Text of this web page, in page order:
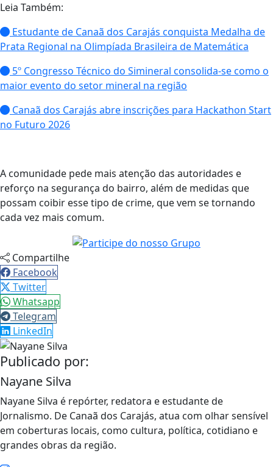
Leia Também:
Estudante de Canaã dos Carajás conquista Medalha de
Prata Regional na Olimpíada Brasileira de Matemática
5º Congresso Técnico do Simineral consolida-se como o
maior evento do setor mineral na região
Canaã dos Carajás abre inscrições para Hackathon Start
no Futuro 2026
A comunidade pede mais atenção das autoridades e
reforço na segurança do bairro, além de medidas que
possam coibir esse tipo de crime, que vem se tornando
cada vez mais comum.
Compartilhe
Facebook
Twitter
Whatsapp
Telegram
LinkedIn
Publicado por:
Nayane Silva
Nayane Silva é repórter, redatora e estudante de
Jornalismo. De Canaã dos Carajás, atua com olhar sensível
em coberturas locais, como cultura, política, cotidiano e
grandes obras da região.